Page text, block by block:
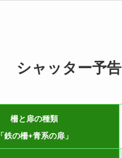
シャッター予告
柵と扉の種類
「鉄の柵+青系の扉」